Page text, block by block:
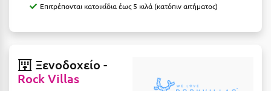
Παρνασσός
Πάρος
Πάτρα
Επιτρέπονται κατοικίδια έως 5 κιλά (κατόπιν αιτήματος)
Ξενοδοχείο -
Rock Villas